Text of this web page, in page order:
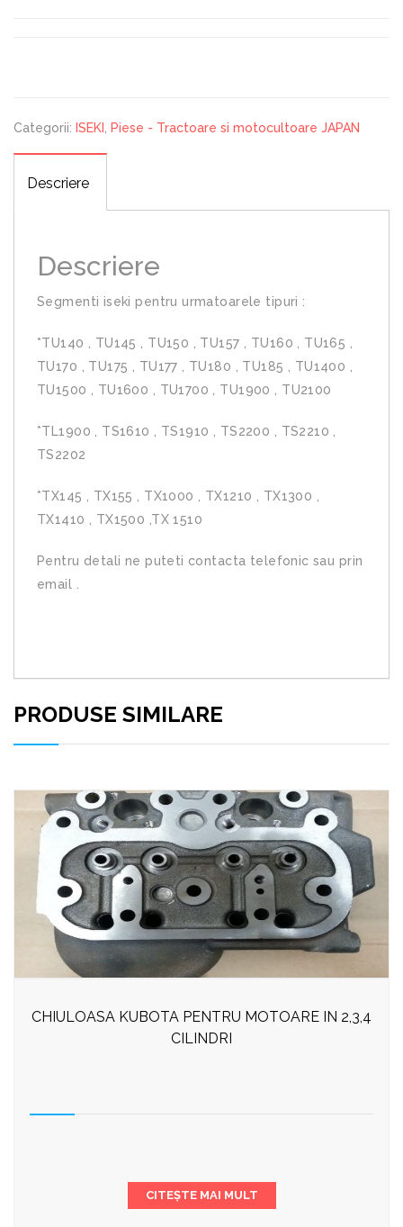
Categorii: ISEKI Piese - Tractoare si motocultoare JAPAN
Descriere
Descriere
Segmenti iseki pentru urmatoarele tipuri :
*TU140 , TU145 , TU150 , TU157 , TU160 , TU165 ,
TU170 , TU175 , TU177 , TU180 , TU185 , TU1400 ,
TU1500 , TU1600 , TU1700 , TU1900 , TU2100
*TL1900 , TS1610 , TS1910 , TS2200 , TS2210 ,
TS2202
*TX145 , TX155 , TX1000 , TX1210 , TX1300 ,
TX1410 , TX1500 ,TX 1510
Pentru detali ne puteti contacta telefonic sau prin
email .
PRODUSE SIMILARE
CHIULOASA KUBOTA PENTRU MOTOARE IN 2,3,4
CILINDRI
CITEȘTE MAI MULT